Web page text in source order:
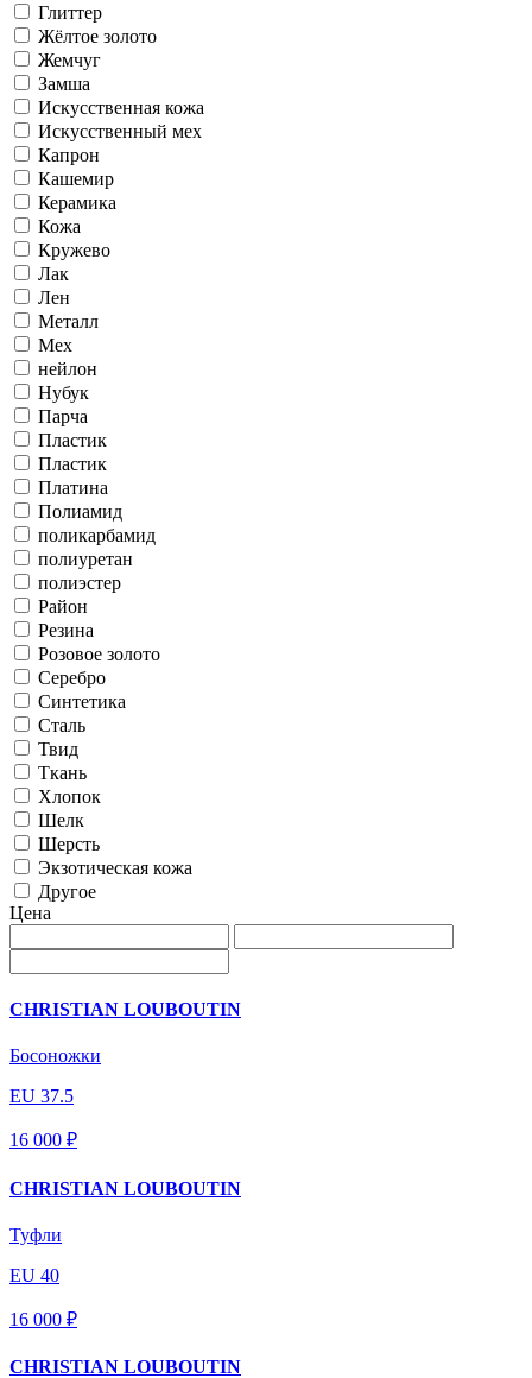
Глиттер
Жёлтое золото
Жемчуг
Замша
Искусственная кожа
Искусственный мех
Капрон
Кашемир
Керамика
Кожа
Кружево
Лак
Лен
Металл
Мех
нейлон
Нубук
Парча
Пластик
Пластик
Платина
Полиамид
поликарбамид
полиуретан
полиэстер
Район
Резина
Розовое золото
Серебро
Синтетика
Сталь
Твид
Ткань
Хлопок
Шелк
Шерсть
Экзотическая кожа
Другое
Цена
CHRISTIAN LOUBOUTIN
Босоножки
EU 37.5
16 000 ₽
CHRISTIAN LOUBOUTIN
Туфли
EU 40
16 000 ₽
CHRISTIAN LOUBOUTIN